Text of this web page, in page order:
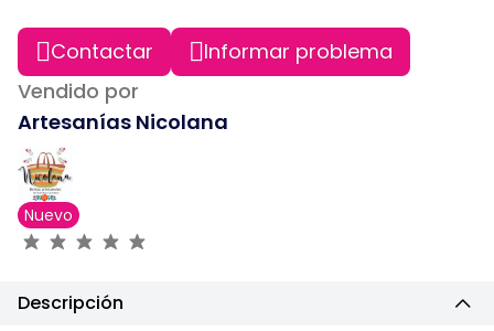
Contactar
Informar problema
Vendido por
Artesanías Nicolana
Nuevo
Descripción